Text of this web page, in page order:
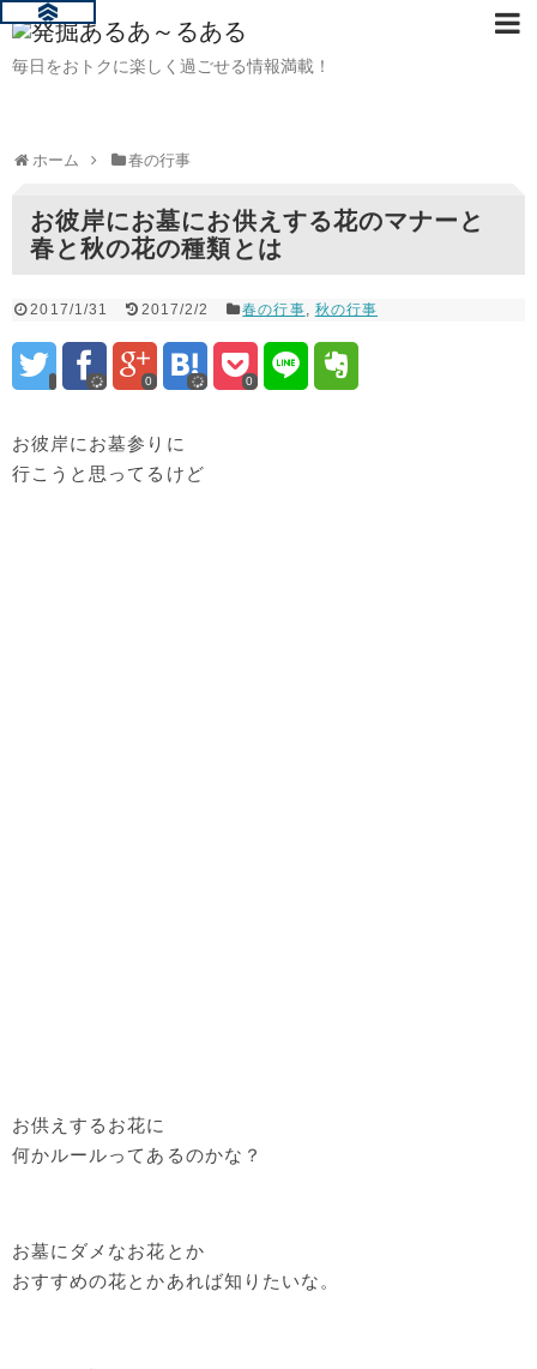
毎日をおトクに楽しく過ごせる情報満載！
ホーム 春の行事
お彼岸にお墓にお供えする花のマナーと
春と秋の花の種類とは
2017/1/31 2017/2/2 春の行事, 秋の行事
0 0
お彼岸にお墓参りに
行こうと思ってるけど
お供えするお花に
何かルールってあるのかな？
お墓にダメなお花とか
おすすめの花とかあれば知りたいな。